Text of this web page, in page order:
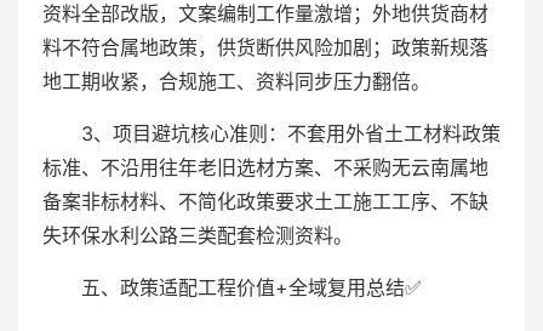
资料全部改版，文案编制工作量激增；外地供货商材
料不符合属地政策，供货断供风险加剧；政策新规落
地工期收紧，合规施工、资料同步压力翻倍。
3、项目避坑核心准则：不套用外省土工材料政策
标准、不沿用往年老旧选材方案、不采购无云南属地
备案非标材料、不简化政策要求土工施工工序、不缺
失环保水利公路三类配套检测资料。
五、政策适配工程价值+全域复用总结✅